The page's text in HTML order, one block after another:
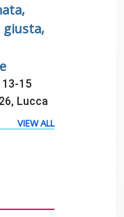
15
Lucca
VIEW ALL